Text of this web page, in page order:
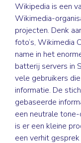
Wikipedia is een
Wikimedia-
projecten. Denk
foto’s, Wikimedia
name in het
batterij servers in
vele gebruikers
informatie. De
gebaseerde
een neutrale
is er een kleine
een verhit